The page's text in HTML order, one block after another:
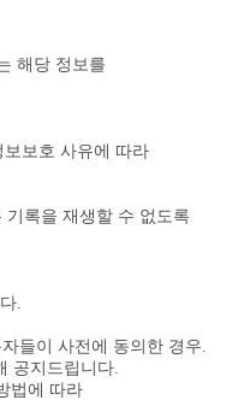
해당 정보를
보호 사유에 따라
록을 재생할 수 없도록
.
들이 사전에 동의한 경우.
공지드립니다.
법에 따라